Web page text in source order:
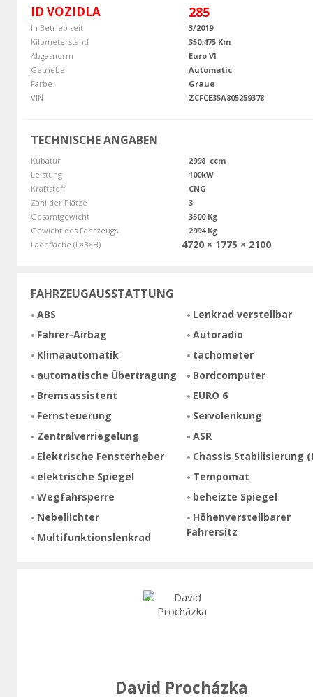
ID VOZIDLA 285
In Betrieb seit
3/2019
Kilometerstand
350.475 Km
Abgasnorm
Euro VI
Getriebe
Automatic
Farbe
Graue
VIN
ZCFCE35A805259378
TECHNISCHE ANGABEN
Kubatur
2998 ccm
Leistung
100kW
Kraftstoff
CNG
Zahl der Plätze
3
Gesamtgewicht
3500 Kg
Gewicht des Fahrzeugs
2994 Kg
Ladefläche (L×B×H)
4720 × 1775 × 2100
FAHRZEUGAUSSTATTUNG
ABS
Fahrer-Airbag
Klimaautomatik
automatische Übertragung
Bremsassistent
Fernsteuerung
Zentralverriegelung
Elektrische Fensterheber
elektrische Spiegel
Wegfahrsperre
Nebellichter
Multifunktionslenkrad
Lenkrad verstellbar
Autoradio
tachometer
Bordcomputer
EURO 6
Servolenkung
ASR
Chassis Stabilisierung
Tempomat
beheizte Spiegel
Höhenverstellbarer
Fahrersitz
David Procházka